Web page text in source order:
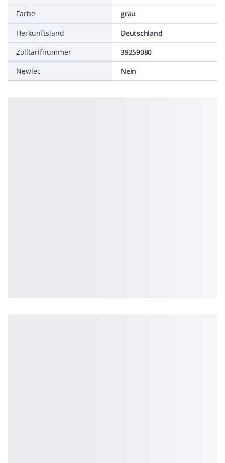
Farbe
grau
Herkunftsland
Deutschland
Zolltarifnummer
39259080
Newlec
Nein